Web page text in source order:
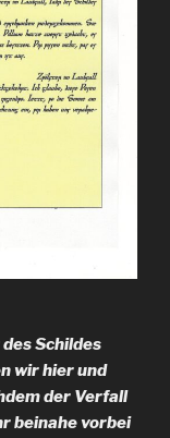
Schildes
wir hier und
der Verfall
beinahe vorbei